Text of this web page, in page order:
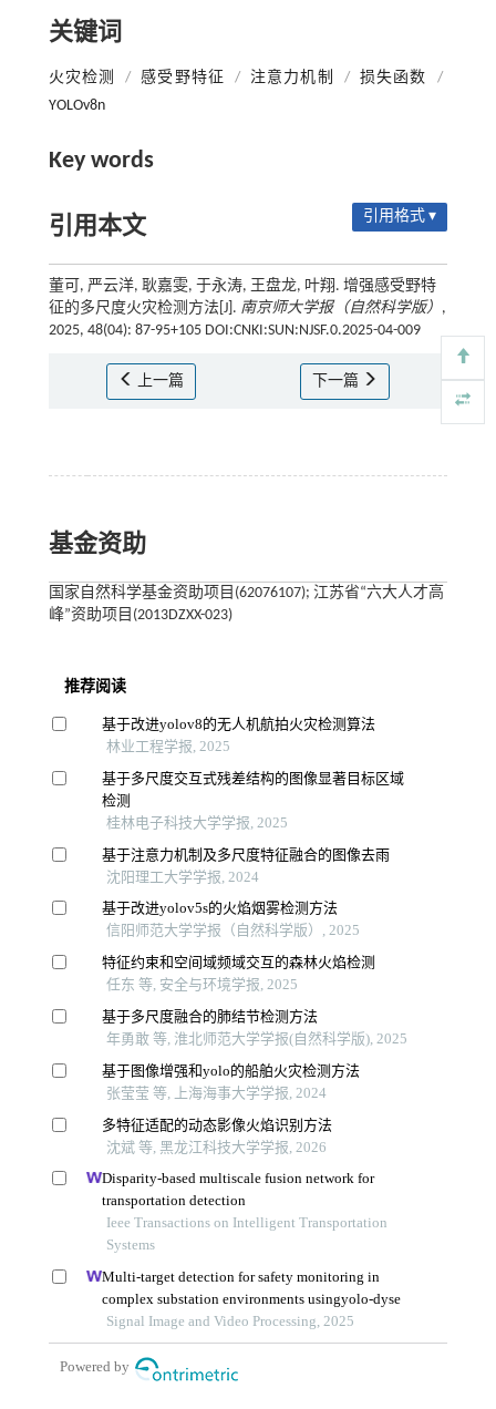
关键词
火灾检测 / 感受野特征 / 注意力机制 / 损失函数
/
YOLOv8n
Key words
引用本文 引用格式 ▾
董可, 严云洋, 耿嘉雯, 于永涛, 王盘龙, 叶翔. 增强感受野特
征的多尺度火灾检测方法[J]. 南京师大学报（自然科学版） ,
2025, 48(04): 87-95+105 DOI:CNKI:SUN:NJSF.0.2025-04-009
上一篇 下一篇
基金资助
国家自然科学基金资助项目(62076107); 江苏省“六大人才高
峰”资助项目(2013DZXX-023)